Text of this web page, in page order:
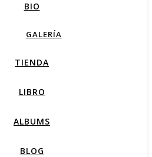
BIO
GALERÍA
TIENDA
LIBRO
ALBUMS
BLOG